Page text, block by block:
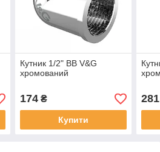
Кутник 1/2" ВВ V&G
хромований
174₴
Купити
281